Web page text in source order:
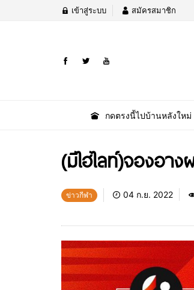
เข้าสู่ระบบ สมัครสมาชิก
กดตรงนี้ไปบ้านหลังใหม่
(มีไฮไลท์)จองอา
ข่าวกีฬา 04 ก.ย. 2022